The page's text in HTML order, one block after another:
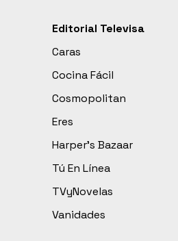
Editorial Televisa
Caras
Cocina Fácil
Cosmopolitan
Eres
Harper’s Bazaar
Tú En Línea
TVyNovelas
Vanidades